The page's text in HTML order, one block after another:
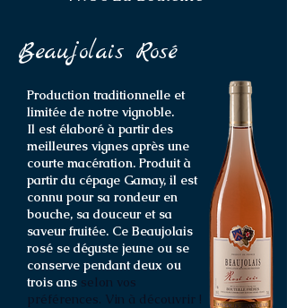
Beaujolais Rosé
Production traditionnelle et
limitée de notre vignoble.
Il est élaboré à partir des
meilleures vignes après une
courte macération. Produit à
partir du cépage Gamay, il est
connu pour sa rondeur en
bouche, sa douceur et sa
saveur fruitée. Ce Beaujolais
rosé se déguste jeune ou se
conserve pendant deux ou
trois ans selon vos
préférences. Vin à découvrir !